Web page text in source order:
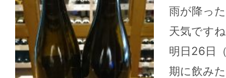
Page 2 3 ... >>
雨が降っ
天気です
明日26日
期に飲み